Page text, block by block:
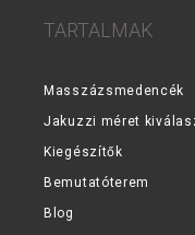
TARTALMAK
Masszázsmedencék
Jakuzzi méret
Kiegészítők
Bemutatóterem
Blog